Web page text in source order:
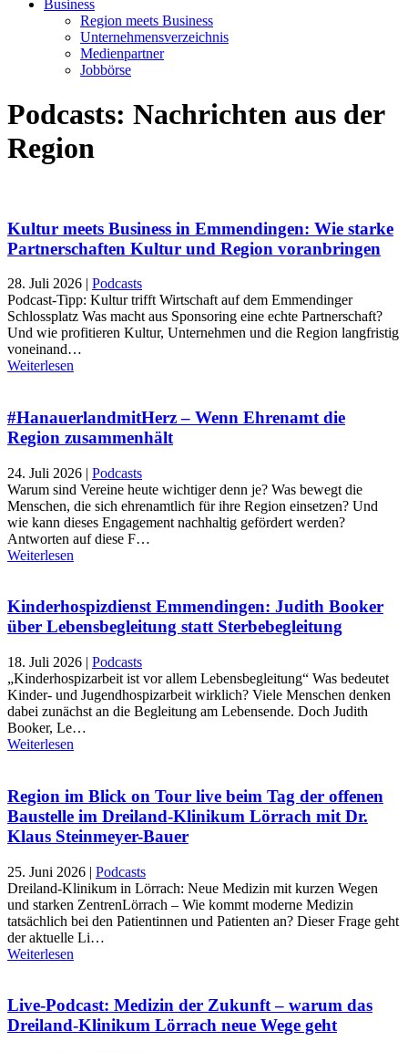
Business
Region meets Business
Unternehmensverzeichnis
Medienpartner
Jobbörse
Podcasts: Nachrichten aus der
Region
Kultur meets Business in Emmendingen: Wie starke
Partnerschaften Kultur und Region voranbringen
28. Juli 2026 | Podcasts
Podcast-Tipp: Kultur trifft Wirtschaft auf dem Emmendinger
Schlossplatz Was macht aus Sponsoring eine echte Partnerschaft?
Und wie profitieren Kultur, Unternehmen und die Region langfristig
voneinand…
Weiterlesen
#HanauerlandmitHerz – Wenn Ehrenamt die
Region zusammenhält
24. Juli 2026 | Podcasts
Warum sind Vereine heute wichtiger denn je? Was bewegt die
Menschen, die sich ehrenamtlich für ihre Region einsetzen? Und
wie kann dieses Engagement nachhaltig gefördert werden?
Antworten auf diese F…
Weiterlesen
Kinderhospizdienst Emmendingen: Judith Booker
über Lebensbegleitung statt Sterbebegleitung
18. Juli 2026 | Podcasts
„Kinderhospizarbeit ist vor allem Lebensbegleitung“ Was bedeutet
Kinder- und Jugendhospizarbeit wirklich? Viele Menschen denken
dabei zunächst an die Begleitung am Lebensende. Doch Judith
Booker, Le…
Weiterlesen
Region im Blick on Tour live beim Tag der offenen
Baustelle im Dreiland-Klinikum Lörrach mit Dr.
Klaus Steinmeyer-Bauer
25. Juni 2026 | Podcasts
Dreiland-Klinikum in Lörrach: Neue Medizin mit kurzen Wegen
und starken ZentrenLörrach – Wie kommt moderne Medizin
tatsächlich bei den Patientinnen und Patienten an? Dieser Frage geht
der aktuelle Li…
Weiterlesen
Live-Podcast: Medizin der Zukunft – warum das
Dreiland-Klinikum Lörrach neue Wege geht